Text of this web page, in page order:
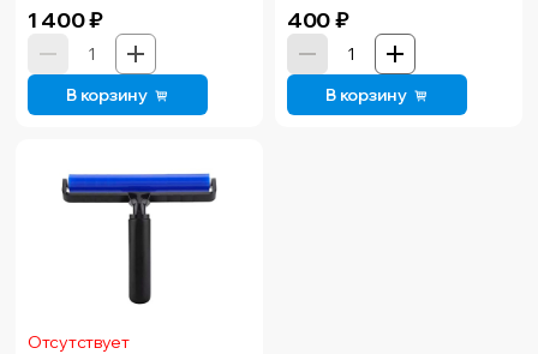
1 400₽
В корзину
400₽
В корзину
Отсутствует